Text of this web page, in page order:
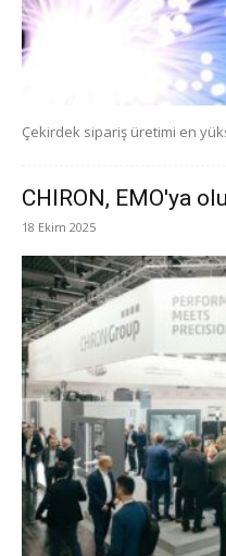
Çekirdek sipariş üretimi en
CHIRON, EMO'ya
18 Ekim 2025